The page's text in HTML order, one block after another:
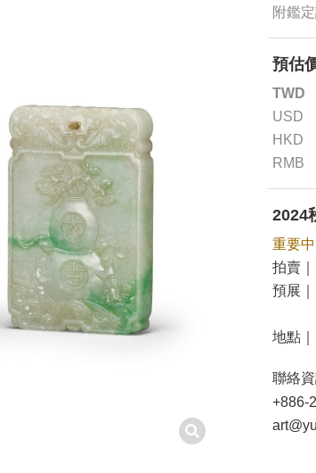
附鑑
預估
TWD
USD
HKD
RMB
2024
重要
拍賣｜
預展｜
地點｜
聯絡資
+886-